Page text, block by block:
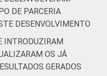
DE PARCERIA
DESENVOLVIMENTO
INTRODUZIRAM
OS JÁ
GERADOS